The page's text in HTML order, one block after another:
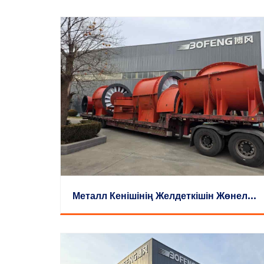
М
Еталл Кенішінің Желдеткішін Жөнелту Видеосы